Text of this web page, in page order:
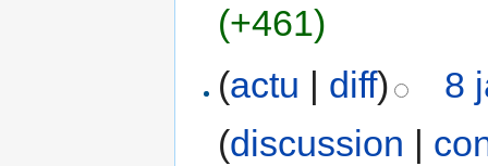
(+461)
(actu | diff)
8
(discussion |